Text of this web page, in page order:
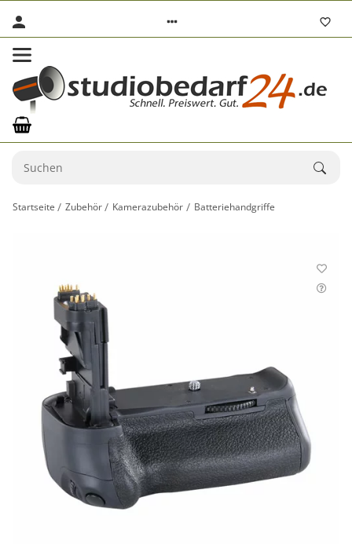
Startseite Zubehör Kamerazubehör Batteriehandgriffe